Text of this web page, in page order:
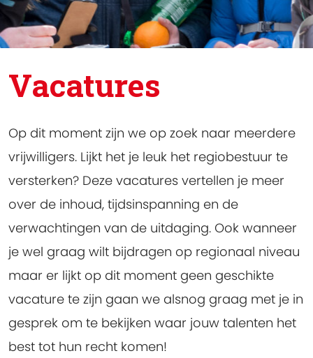
Vacatures
Op dit moment zijn we op zoek naar meerdere
vrijwilligers. Lijkt het je leuk het regiobestuur te
versterken? Deze vacatures vertellen je meer
over de inhoud, tijdsinspanning en de
verwachtingen van de uitdaging. Ook wanneer
je wel graag wilt bijdragen op regionaal niveau
maar er lijkt op dit moment geen geschikte
vacature te zijn gaan we alsnog graag met je in
gesprek om te bekijken waar jouw talenten het
best tot hun recht komen!